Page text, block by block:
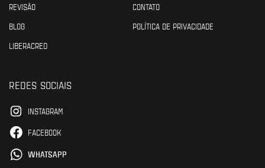
REVISÃO
CONTATO
BLOG
POLÍTICA DE PRIVACIDADE
LIBERACRED
REDES SOCIAIS
INSTAGRAM
FACEBOOK
WHATSAPP